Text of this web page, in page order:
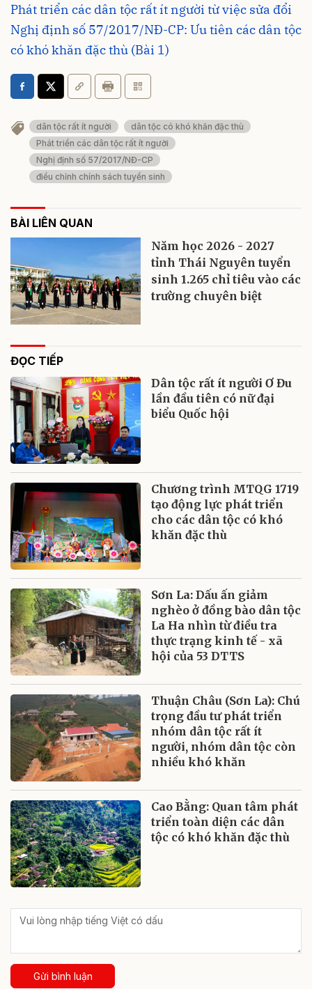
Phát triển các dân tộc rất ít người từ việc sửa đổi
Nghị định số 57/2017/NĐ-CP: Ưu tiên các dân tộc
có khó khăn đặc thù (Bài 1)
dân tộc rất ít người
dân tộc có khó khăn đặc thù
Phát triển các dân tộc rất ít người
Nghị định số 57/2017/NĐ-CP
điều chỉnh chính sách tuyển sinh
BÀI LIÊN QUAN
Năm học 2026 - 2027
tỉnh Thái Nguyên tuyển
sinh 1.265 chỉ tiêu vào các
trường chuyên biệt
ĐỌC TIẾP
Dân tộc rất ít người Ơ Đu
lần đầu tiên có nữ đại
biểu Quốc hội
Chương trình MTQG 1719
tạo động lực phát triển
cho các dân tộc có khó
khăn đặc thù
Sơn La: Dấu ấn giảm
nghèo ở đồng bào dân tộc
La Ha nhìn từ điều tra
thực trạng kinh tế - xã
hội của 53 DTTS
Thuận Châu (Sơn La): Chú
trọng đầu tư phát triển
nhóm dân tộc rất ít
người, nhóm dân tộc còn
nhiều khó khăn
Cao Bằng: Quan tâm phát
triển toàn diện các dân
tộc có khó khăn đặc thù
Gửi bình luận